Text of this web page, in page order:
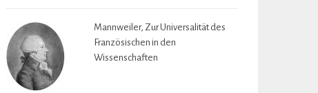
Mannweiler, Zur Universalität des
Französischen in den
Wissenschaften